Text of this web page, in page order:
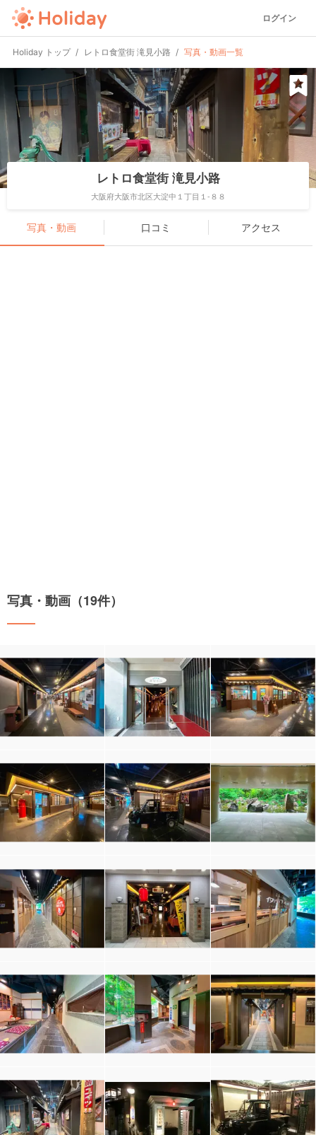
ログイン
Holiday トップ レトロ食堂街 滝見小路 写真・動画一覧
レトロ食堂街 滝見小路
大阪府大阪市北区大淀中１丁目１-８８
写真・動画 口コミ アクセス
写真・動画（19件）